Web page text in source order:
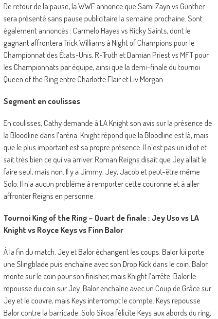
De retour de la pause, la WWE annonce que Sami Zayn vs Gunther
sera présenté sans pause publicitaire la semaine prochaine. Sont
également annoncés : Carmelo Hayes vs Ricky Saints, dont le
gagnant affrontera Trick Williams à Night of Champions pour le
Championnat des États-Unis, R-Truth et Damian Priest vs MFT pour
les Championnats par équipe, ainsi que la demi-finale du tournoi
Queen of the Ring entre Charlotte Flair et Liv Morgan.
Segment en coulisses
En coulisses, Cathy demande à LA Knight son avis sur la présence de
la Bloodline dans l’aréna. Knight répond que la Bloodline est là, mais
que le plus important est sa propre présence. Il n’est pas un idiot et
sait très bien ce qui va arriver. Roman Reigns disait que Jey allait le
faire seul, mais non. Il y a Jimmy, Jey, Jacob et peut-être même
Solo. Il n’a aucun problème à remporter cette couronne et à aller
affronter Reigns en personne.
Tournoi King of the Ring – Quart de finale : Jey Uso vs LA
Knight vs Royce Keys vs Finn Balor
À la fin du match, Jey et Balor échangent les coups. Balor lui porte
une Slingblade puis enchaîne avec son Drop Kick dans le coin. Balor
monte sur le coin pour son finisher, mais Knight l’arrête. Balor le
repousse du coin sur Jey. Balor enchaîne avec un Coup de Grâce sur
Jey et le couvre, mais Keys interrompt le compte. Keys repousse
Balor contre la barricade. Solo Sikoa félicite Keys aux abords du ring,